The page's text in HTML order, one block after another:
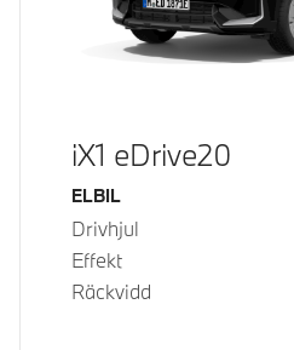
iX1 eDrive20
Bränsle
ELBIL
Drivhjul
Effekt
Räckvidd